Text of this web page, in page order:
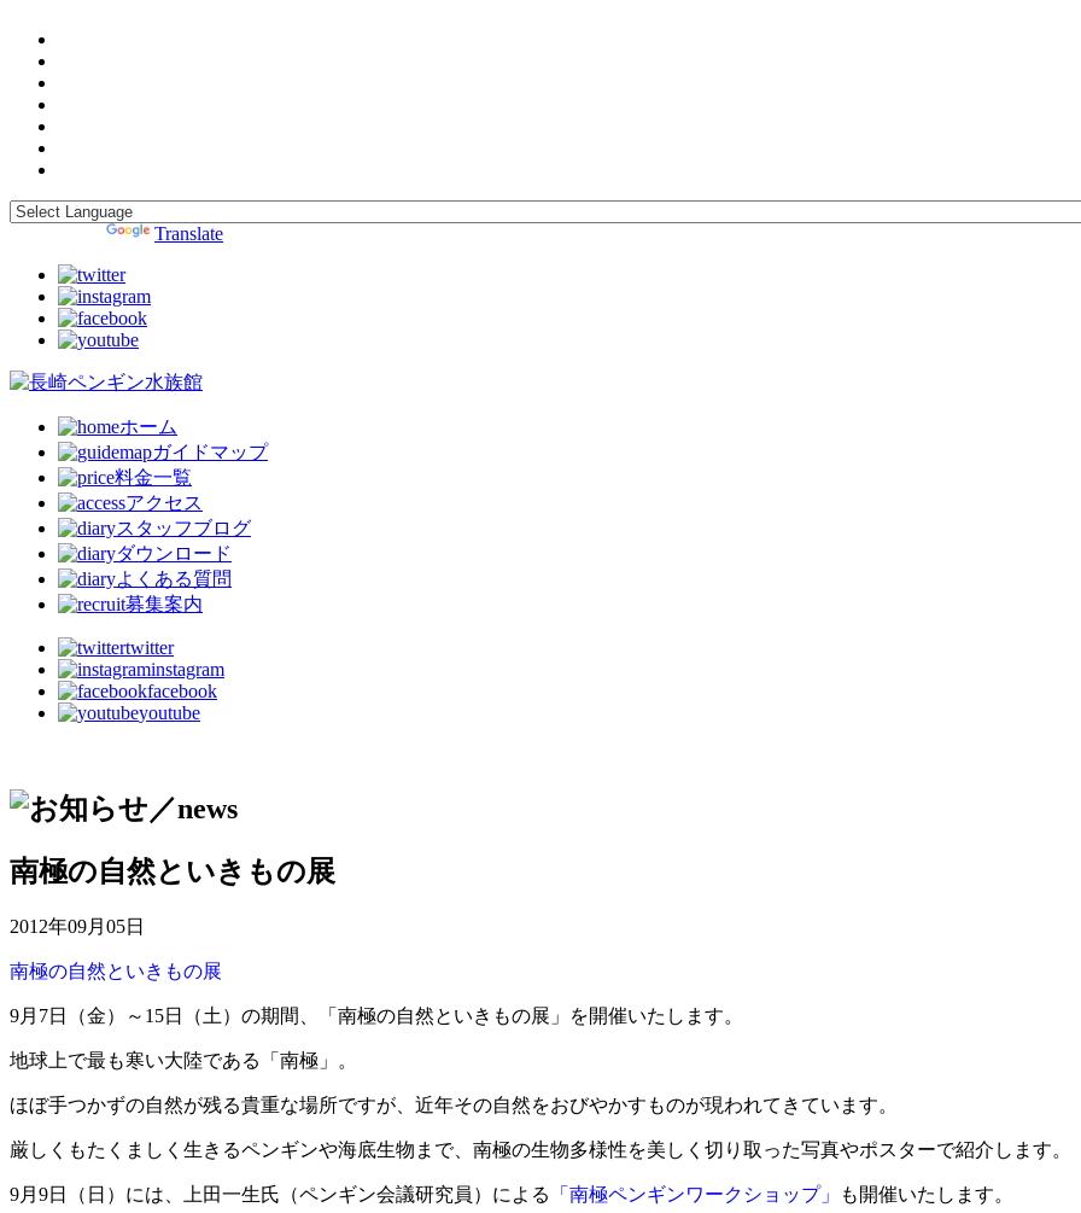
Translate
ホーム
ガイドマップ
料金一覧
アクセス
スタッフブログ
ダウンロード
よくある質問
募集案内
twitter
instagram
facebook
youtube
南極の自然といきもの展
2012年09月05日
南極の自然といきもの展
9月7日（金）～15日（土）の期間、「南極の自然といきもの展」を開催いたします。
地球上で最も寒い大陸である「南極」。
ほぼ手つかずの自然が残る貴重な場所ですが、近年その自然をおびやかすものが現われてきています。
厳しくもたくましく生きるペンギンや海底生物まで、南極の生物多様性を美しく切り取った写真やポスターで紹介します。
9月9日（日）には、上田一生氏（ペンギン会議研究員）による 「南極ペンギンワークショップ」 も開催いたします。